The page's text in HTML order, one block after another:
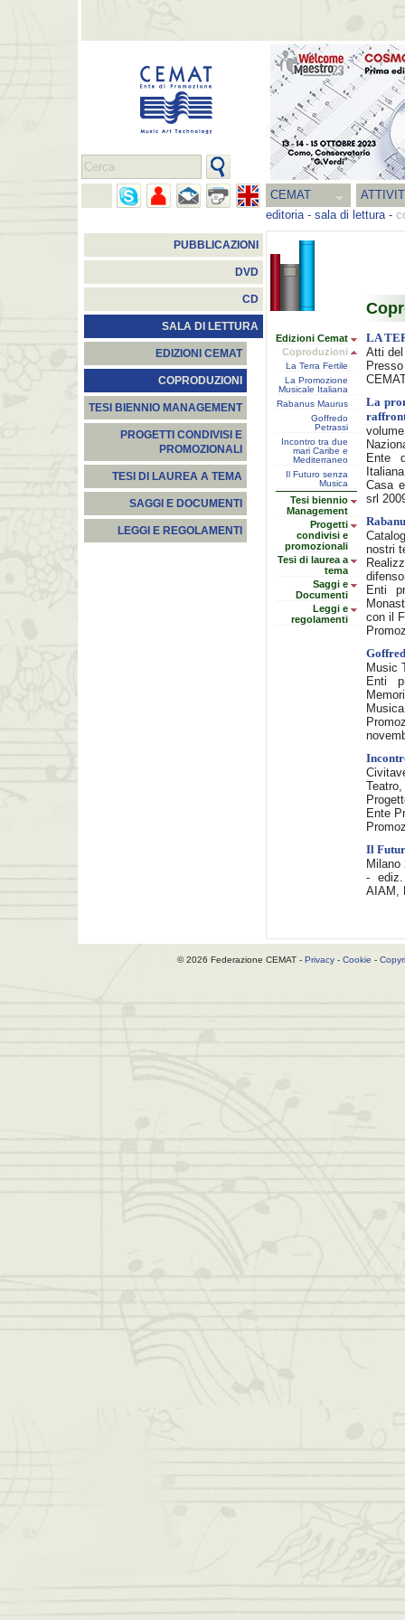
CEMAT
editoria- sala di lettura-
PUBBLICAZIONI
DVD
CD
SALA DI LETTURA
EDIZIONI CEMAT
COPRODUZIONI
TESI BIENNIO MANAGEMENT
PROGETTI CONDIVISI E
PROMOZIONALI
TESI DI LAUREA A TEMA
SAGGI E DOCUMENTI
LEGGI E REGOLAMENTI
Edizioni Cemat
Coproduzioni
La Terra Fertile
La Promozione
Musicale Italiana
Rabanus Maurus
Goffredo
Petrassi
Incontro tra due
mari Caribe e
Mediterraneo
Il Futuro senza
Musica
Tesi biennio
Management
Progetti
condivisi e
promozionali
Tesi di laurea a
tema
Saggi e
Documenti
Leggi e
regolamenti
LA
Atti
La
Ente
Italiana
Casa
srl
nostri
Enti
con il
Music
Enti
Musica
Ente
Il
Milano
- ediz.
AIAM,
© 2026 Federazione CEMAT - Privacy- Cookie -